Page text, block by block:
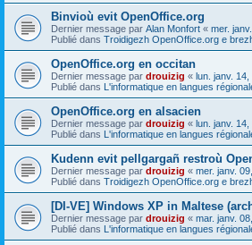
Binvioù evit OpenOffice.org
Dernier message par Alan Monfort « mer.
Publié dans Troidigezh OpenOffice.org e
OpenOffice.org en occitan
Dernier message par drouizig « lun. janv.
Publié dans L'informatique en langues
OpenOffice.org en alsacien
Dernier message par drouizig « lun. janv.
Publié dans L'informatique en langues
Kudenn evit pellgargañ restroù
Dernier message par drouizig « mer. janv.
Publié dans Troidigezh OpenOffice.org e
[DI-VE] Windows XP in Maltese
Dernier message par drouizig « mar. janv.
Publié dans L'informatique en langues